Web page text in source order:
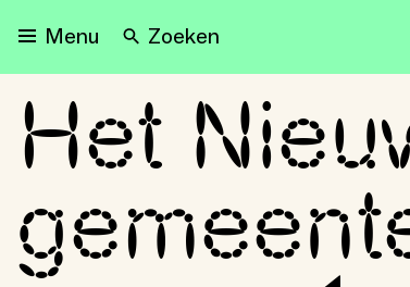
Menu Zoeken
Het Nieuwe
Het